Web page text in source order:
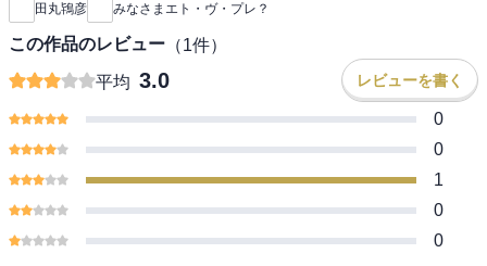
田丸鴇彦 みなさまエト・ヴ・プレ？
この作品のレビュー （1件）
平均 3.0 レビューを書く
0
0
1
0
0